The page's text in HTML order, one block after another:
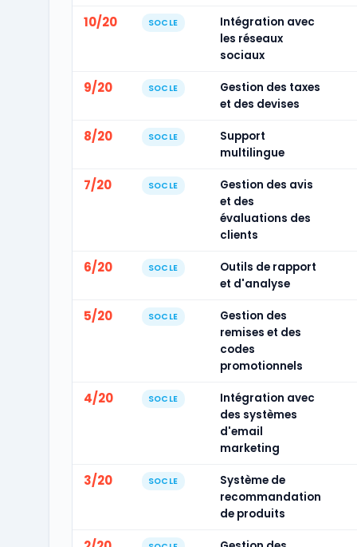
10/20 SOCLE
Intégration avec
les réseaux
sociaux
9/20 SOCLE
Gestion des taxes
et des devises
8/20 SOCLE
Support
multilingue
7/20 SOCLE
Gestion des avis
et des
évaluations des
clients
6/20 SOCLE
Outils de rapport
et d'analyse
5/20 SOCLE
Gestion des
remises et des
codes
promotionnels
4/20 SOCLE
Intégration avec
des systèmes
d'email
marketing
3/20 SOCLE
Système de
recommandation
de produits